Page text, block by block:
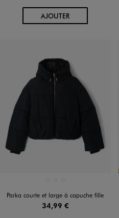
AJOUTERAU PANIER
Parka courte et large à capuche fille
34,99 €